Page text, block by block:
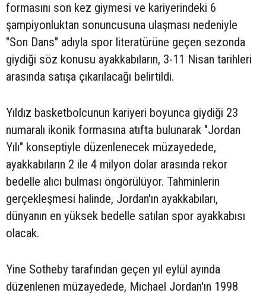
formasını son kez giymesi ve kariyerindeki 6
şampiyonluktan sonuncusuna ulaşması nedeniyle
"Son Dans" adıyla spor literatürüne geçen sezonda
giydiği söz konusu ayakkabıların, 3-11 Nisan tarihleri
arasında satışa çıkarılacağı belirtildi.
Yıldız basketbolcunun kariyeri boyunca giydiği 23
numaralı ikonik formasına atıfta bulunarak "Jordan
Yılı" konseptiyle düzenlenecek müzayedede,
ayakkabıların 2 ile 4 milyon dolar arasında rekor
bedelle alıcı bulması öngörülüyor. Tahminlerin
gerçekleşmesi halinde, Jordan'ın ayakkabıları,
dünyanın en yüksek bedelle satılan spor ayakkabısı
olacak.
Yine Sotheby tarafından geçen yıl eylül ayında
düzenlenen müzayedede, Michael Jordan'ın 1998